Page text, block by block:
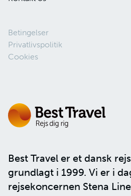
Best Travel er et dansk
grundlagt i 1999. Vi er i
rejsekoncernen Stena
Betingelser
Privatlivspolitik
Cookies